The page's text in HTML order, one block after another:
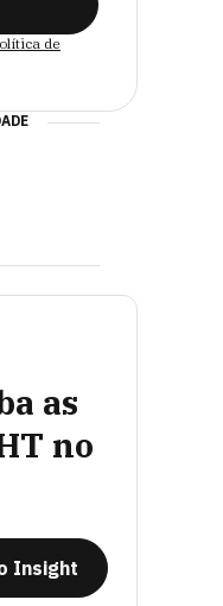
de
as
no
Insight